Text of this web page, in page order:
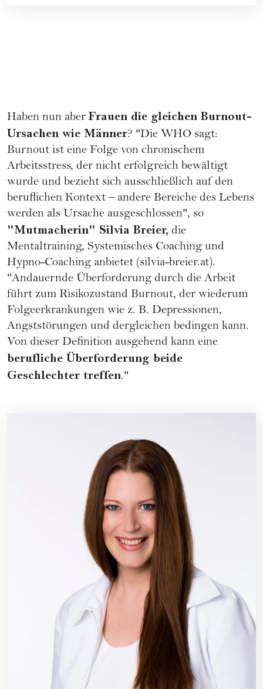
Haben nun aber Frauen die gleichen Burnout-
Ursachen wie Männer? "Die WHO sagt:
Burnout ist eine Folge von chronischem
Arbeitsstress, der nicht erfolgreich bewältigt
wurde und bezieht sich ausschließlich auf den
beruflichen Kontext – andere Bereiche des Lebens
werden als Ursache ausgeschlossen", so
"Mutmacherin" Silvia Breier, die
Mentaltraining, Systemisches Coaching und
Hypno-Coaching anbietet (silvia-breier.at).
"Andauernde Überforderung durch die Arbeit
führt zum Risikozustand Burnout, der wiederum
Folgeerkrankungen wie z. B. Depressionen,
Angststörungen und dergleichen bedingen kann.
Von dieser Definition ausgehend kann eine
berufliche Überforderung beide
Geschlechter treffen."